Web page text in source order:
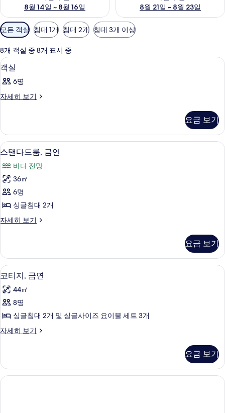
8월 14일 ~ 8월 16일
8월 21일 ~ 8월 23일
객
실
에
사
용
가
능
한
모든 객실 침대 1개 침대 2개 침대 3개 이상
8개 객실 중 8개 표시 중
객
실
진
두
보
기
1
객실
6명
자세히 보기
객
히
보
기
요금 보기
스
다
드
룸,
연
진
모
두
보
기
8
스탠다드룸, 금연
바다 전망
36㎡
6명
싱글침대 2개
자세히 보기
스
룸,
금
연
세
히
기
요금 보기
코
티
지,
금
사
모
두
코티지, 금연 | 객실 내 금고, 다리미/다
14
코티지, 금연
44㎡
8명
싱글침대 2개 및 싱글사이즈 요이불 세트 3개
자세히 보기
코
연
자
세
요금 보기